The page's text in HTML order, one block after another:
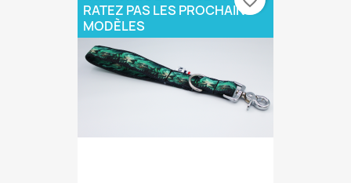
RATEZ PAS LES PROCHAINS
MODÈLES